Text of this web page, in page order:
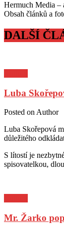
Hermuch Media –
Obsah článků a
DALŠÍ
Luba
Posted onAuthor
Luba Skořepová
důležitého
S lítostí je
spisovatelkou,
Mr. Žarko